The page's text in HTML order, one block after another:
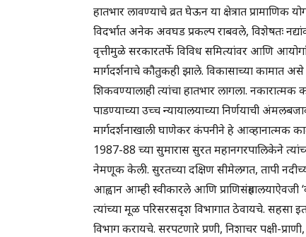
हातभार लावण्याचे व्रत घेऊन या क्षेत्रात प्रामाणिक
विदर्भात अनेक अवघड प्रकल्प राबवले, विशेषतः
वृत्तीमुळे सरकारतर्फे विविध समित्यांवर आणि
मार्गदर्शनाचे कौतुकही झाले. विकासाच्या कामात
शिकवण्यालाही त्यांचा हातभार लागला. नकारात्मक
पाडण्याच्या उच्च न्यायालयाच्या निर्णयाची
मार्गदर्शनाखाली घाणेकर कंपनीने हे आव्हानात्मक
1987-88 च्या सुमारास सुरत महानगरपालिकेने
नेमणूक केली. सुरतच्या दक्षिण सीमेलगत, तापी
आह्वान आम्ही स्वीकारले आणि प्राणिसंग्रहालयाऐवजी
त्यांच्या मूळ परिसरसदृश विभागात ठेवायचे. सहसा
विभाग करायचे. सरपटणारे प्रणी, निशाचर पक्षी-